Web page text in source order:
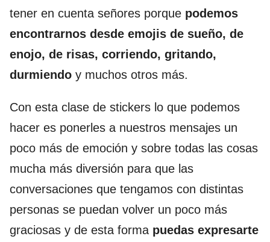
tener en cuenta señores porque podemos
encontrarnos desde emojis de sueño, de
enojo, de risas, corriendo, gritando,
durmiendo y muchos otros más.
Con esta clase de stickers lo que podemos
hacer es ponerles a nuestros mensajes un
poco más de emoción y sobre todas las cosas
mucha más diversión para que las
conversaciones que tengamos con distintas
personas se puedan volver un poco más
graciosas y de esta forma puedas expresarte